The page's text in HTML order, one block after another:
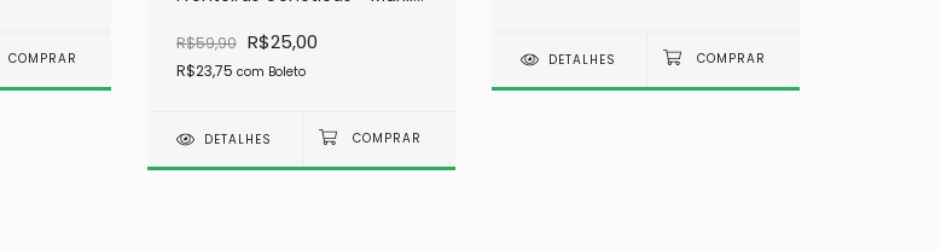
R$59,90 R$25,00
R$23,75 com Boleto
DETALHES
DETALHES